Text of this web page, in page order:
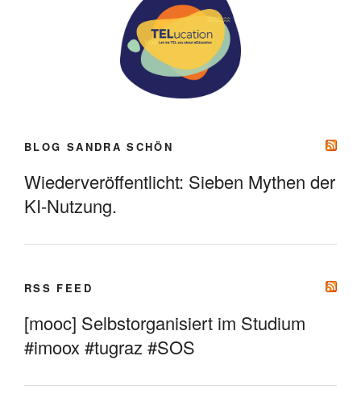
BLOG SANDRA SCHÖN
Wiederveröffentlicht: Sieben Mythen der
KI-Nutzung.
RSS FEED
[mooc] Selbstorganisiert im Studium
#imoox #tugraz #SOS